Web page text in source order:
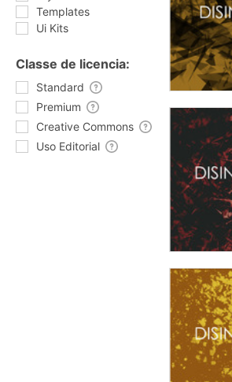
Templates
Ui Kits
Classe de licencia:
Standard
Premium
Creative Commons
Uso Editorial